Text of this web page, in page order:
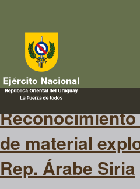
detonación
de material
Rep. Árabe Siria